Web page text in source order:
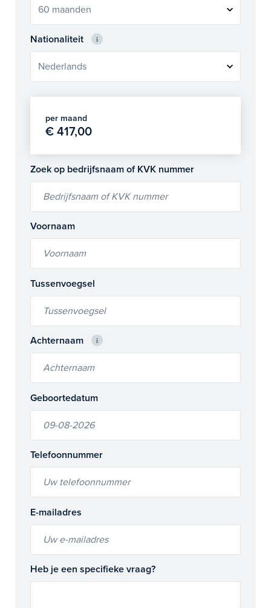
Nationaliteit
per maand
€ 417,00
Zoek op bedrijfsnaam of KVK nummer
Voornaam
Tussenvoegsel
Achternaam
Geboortedatum
Telefoonnummer
E-mailadres
Heb je een specifieke vraag?